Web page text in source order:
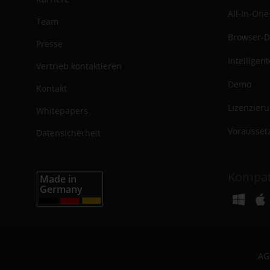
Team
Presse
Vertrieb kontaktieren
Kontakt
Whitepapers
Datensicherheit
All-In-One
Browser-
Demo